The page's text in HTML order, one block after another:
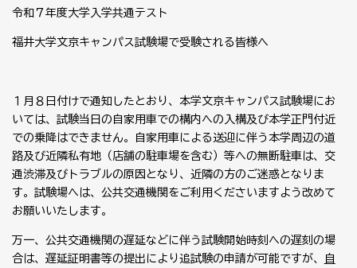
令和７年度大学入学共通テスト
福井大学文京キャンパス試験場で受験される皆様へ
１月８日付けで通知したとおり、本学文京キャンパス試験場にお
いては、試験当日の自家用車での構内への入構及び本学正門付近
での乗降はできません。自家用車による送迎に伴う本学周辺の道
路及び近隣私有地（店舗の駐車場を含む）等への無断駐車は、交
通渋滞及びトラブルの原因となり、近隣の方のご迷惑となりま
す。試験場へは、公共交通機関をご利用くださいますよう改めて
お願いいたします。
万一、公共交通機関の遅延などに伴う試験開始時刻への遅刻の場
合は、遅延証明書等の提出により追試験の申請が可能ですが、
自